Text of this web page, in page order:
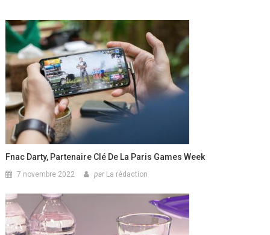
Fnac Darty, Partenaire Clé De La Paris Games Week
7 novembre 2022 par La rédaction